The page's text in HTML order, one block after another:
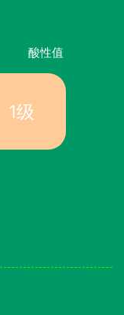
酸性值
1级